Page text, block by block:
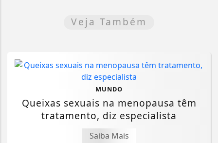
Veja Também
MUNDO
Queixas sexuais na menopausa têm
tratamento, diz especialista
Saiba Mais